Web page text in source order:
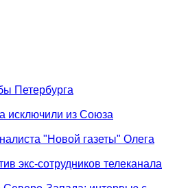
Петербурга
исключили из Союза
"Новой газеты" Олега
экс-сотрудников телеканала